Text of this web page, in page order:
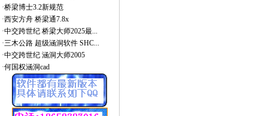
·桥梁博士3.2新规范
·西安方舟 桥梁通7.8x
·中交跨世纪 桥梁大师2025最...
·三木公路 超级涵洞软件 SHC...
·中交跨世纪 涵洞大师2005
·何国权涵洞cad